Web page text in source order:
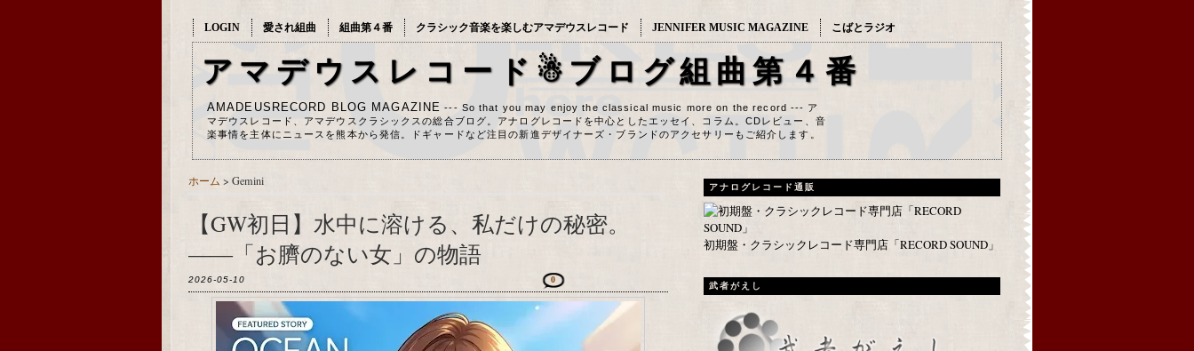
LOGIN 愛され組曲 組曲第４番 クラシック音楽を楽しむアマデウスレコード JENNIFER MUSIC MAGAZINE こばとラジオ
アマデウスレコード☃ブログ組曲第４番
AMADEUSRECORD BLOG MAGAZINE --- So that you may enjoy the classical music more on the record --- ア
マデウスレコード、アマデウスクラシックスの総合ブログ。アナログレコードを中心としたエッセイ、コラム。CDレビュー、音
楽事情を主体にニュースを熊本から発信。ドギャードなど注目の新進デザイナーズ・ブランドのアクセサリーもご紹介します。
ホーム > Gemini
【GW初日】水中に溶ける、私だけの秘密。
――「お臍のない女」の物語
2026-05-10 0
アナログレコード通販
初期盤・クラシックレコード専門店「RECORD SOUND」
武者がえし